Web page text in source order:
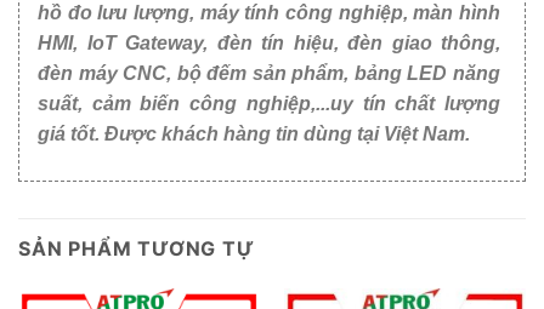
hồ đo lưu lượng, máy tính công nghiệp, màn hình
HMI, IoT Gateway, đèn tín hiệu, đèn giao thông,
đèn máy CNC, bộ đếm sản phẩm, bảng LED năng
suất, cảm biến công nghiệp,...uy tín chất lượng
giá tốt. Được khách hàng tin dùng tại Việt Nam.
SẢN PHẨM TƯƠNG TỰ